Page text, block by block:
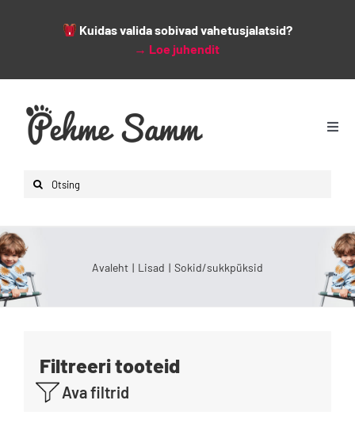
Kuidas valida sobivad vahetusjalatsid?
→ Loe juhendit
content
Search
Lapsed
Mehed
Lisad
Blogi
Avaleht Lisad Sokid/sukkpüksid
Ava filtrid
Filtreeri tooteid